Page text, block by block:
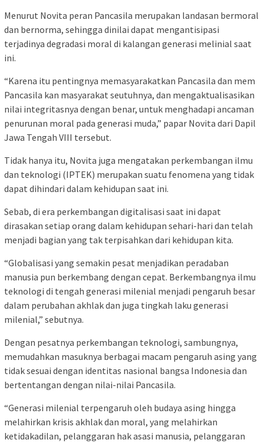
Menurut Novita peran Pancasila merupakan landasan bermoral
dan bernorma, sehingga dinilai dapat mengantisipasi
terjadinya degradasi moral di kalangan generasi melinial saat
ini.
“Karena itu pentingnya memasyarakatkan Pancasila dan mem
Pancasila kan masyarakat seutuhnya, dan mengaktualisasikan
nilai integritasnya dengan benar, untuk menghadapi ancaman
penurunan moral pada generasi muda,” papar Novita dari Dapil
Jawa Tengah VIII tersebut.
Tidak hanya itu, Novita juga mengatakan perkembangan ilmu
dan teknologi (IPTEK) merupakan suatu fenomena yang tidak
dapat dihindari dalam kehidupan saat ini.
Sebab, di era perkembangan digitalisasi saat ini dapat
dirasakan setiap orang dalam kehidupan sehari-hari dan telah
menjadi bagian yang tak terpisahkan dari kehidupan kita.
“Globalisasi yang semakin pesat menjadikan peradaban
manusia pun berkembang dengan cepat. Berkembangnya ilmu
teknologi di tengah generasi milenial menjadi pengaruh besar
dalam perubahan akhlak dan juga tingkah laku generasi
milenial,” sebutnya.
Dengan pesatnya perkembangan teknologi, sambungnya,
memudahkan masuknya berbagai macam pengaruh asing yang
tidak sesuai dengan identitas nasional bangsa Indonesia dan
bertentangan dengan nilai-nilai Pancasila.
“Generasi milenial terpengaruh oleh budaya asing hingga
melahirkan krisis akhlak dan moral, yang melahirkan
ketidakadilan, pelanggaran hak asasi manusia, pelanggaran